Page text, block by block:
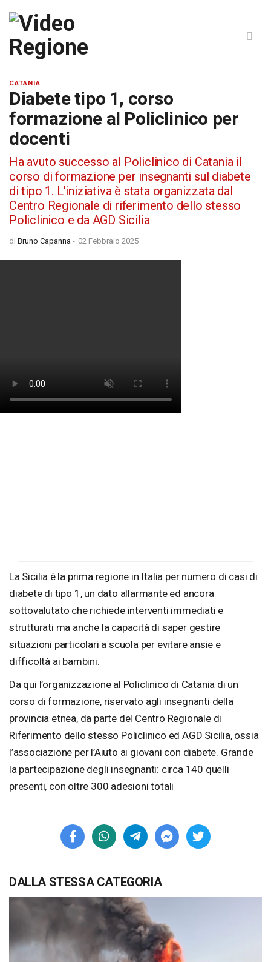
CATANIA
Diabete tipo 1, corso
formazione al Policlinico per
docenti
Ha avuto successo al Policlinico di Catania il
corso di formazione per insegnanti sul diabete
di tipo 1. L'iniziativa è stata organizzata dal
Centro Regionale di riferimento dello stesso
Policlinico e da AGD Sicilia
di Bruno Capanna - 02 Febbraio 2025
La Sicilia è la prima regione in Italia per numero di casi di
diabete di tipo 1, un dato allarmante ed ancora
sottovalutato che richiede interventi immediati e
strutturati ma anche la capacità di saper gestire
situazioni particolari a scuola per evitare ansie e
difficoltà ai bambini.
Da qui l’organizzazione al Policlinico di Catania di un
corso di formazione, riservato agli insegnanti della
provincia etnea, da parte del Centro Regionale di
Riferimento dello stesso Policlinico ed AGD Sicilia, ossia
l’associazione per l’Aiuto ai giovani con diabete. Grande
la partecipazione degli insegnanti: circa 140 quelli
presenti, con oltre 300 adesioni totali
DALLA STESSA CATEGORIA